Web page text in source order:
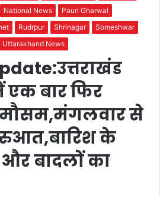
National News
Pauri Gharwal
Rudrpur Shrinagar
Someshwar
Uttarakhand News
एक बार फिर
से
के
बादलों का